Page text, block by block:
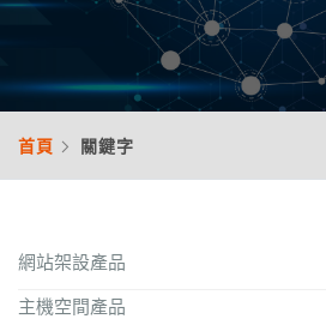
首頁 關鍵字
網站架設產品
主機空間產品